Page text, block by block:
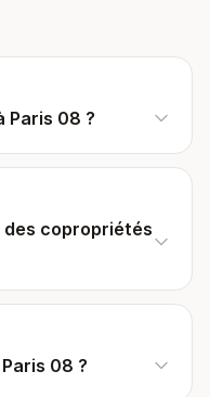
Paris 08 ?
des copropriétés
08 ?